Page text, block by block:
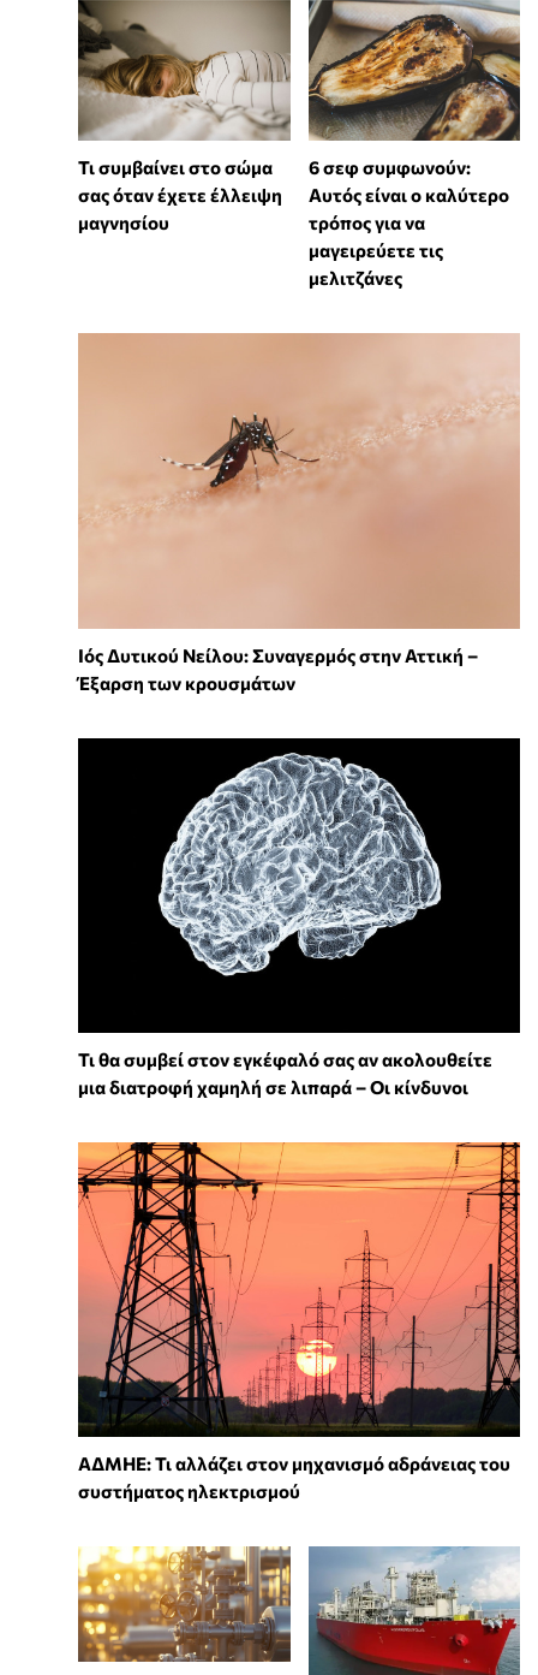
Τι συμβαίνει στο σώμα
σας όταν έχετε έλλειψη
μαγνησίου
6 σεφ συμφωνούν:
Αυτός είναι ο καλύτερο
τρόπος για να
μαγειρεύετε τις
μελιτζάνες
Ιός Δυτικού Νείλου: Συναγερμός στην Αττική –
Έξαρση των κρουσμάτων
Τι θα συμβεί στον εγκέφαλό σας αν ακολουθείτε
μια διατροφή χαμηλή σε λιπαρά – Οι κίνδυνοι
ΑΔΜΗΕ: Τι αλλάζει στον μηχανισμό αδράνειας του
συστήματος ηλεκτρισμού